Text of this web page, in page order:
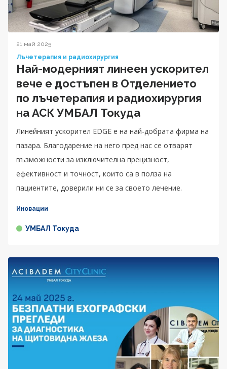
21 май 2025
Лъчетерапия и радиохирургия
Най-модерният линеен ускорител
вече е достъпен в Отделението
по лъчетерапия и радиохирургия
на АСК УМБАЛ Токуда
Линейният ускорител EDGE е на най-добрата фирма на
пазара. Благодарение на него пред нас се отварят
възможности за изключителна прецизност,
ефективност и точност, които са в полза на
пациентите, доверили ни се за своето лечение.
Иновации
УМБАЛ Токуда